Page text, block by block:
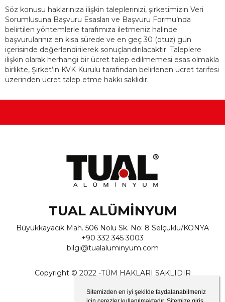
Sitemizden en iyi şekilde faydalanabilmeniz
Söz konusu haklarınıza ilişkin taleplerinizi, şirketimizin Veri
Sorumlusuna Başvuru Esasları ve Başvuru Formu’nda
belirtilen yöntemlerle tarafımıza iletmeniz halinde
başvurularınız en kısa sürede ve en geç 30 (otuz) gün
içerisinde değerlendirilerek sonuçlandırılacaktır. Taleplere
ilişkin olarak herhangi bir ücret talep edilmemesi esas olmakla
birlikte, Şirket’in KVK Kurulu tarafından belirlenen ücret tarifesi
üzerinden ücret talep etme hakkı saklıdır.
TUAL ALÜMİNYUM
Büyükkayacık Mah. 506 Nolu Sk. No: 8 Selçuklu/KONYA
+90 332 345 3003
bilgi@tualaluminyum.com
Copyright © 2022 -TÜM HAKLARI SAKLIDIR